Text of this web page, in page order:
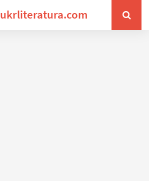
ukrliteratura.com